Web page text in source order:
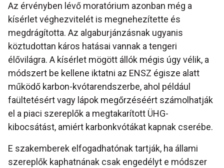
Az érvényben lévő moratórium azonban még a
kísérlet véghezvitelét is megnehezítette és
megdrágította. Az algaburjánzásnak ugyanis
köztudottan káros hatásai vannak a tengeri
élővilágra. A kísérlet mögött állók mégis úgy vélik, a
módszert be kellene iktatni az ENSZ égisze alatt
működő karbon-kvótarendszerbe, ahol például
faültetésért vagy lápok megőrzéséért számolhatják
el a piaci szereplők a megtakarított ÜHG-
kibocsátást, amiért karbonkvótákat kapnak cserébe.
E szakemberek elfogadhatónak tartják, ha állami
szereplők kaphatnának csak engedélyt e módszer